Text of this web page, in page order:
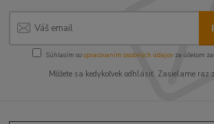
Súhlasím sospracovaním osobných údajov za účelom
Môžete sa kedykoľvek odhlásiť. Zasielame raz